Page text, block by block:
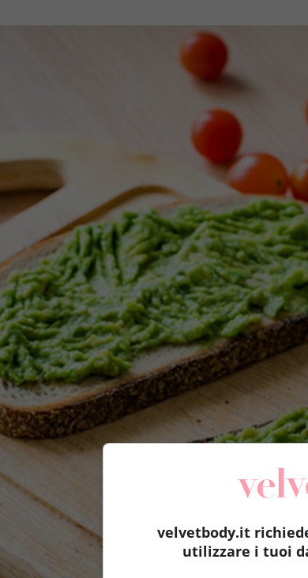
velvetbody.it
utilizzare i tuoi